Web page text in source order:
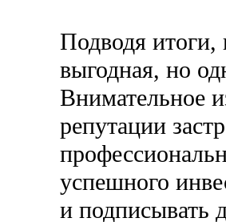
Подводя
выгодная, но
Внимательное
репутации
успешного
и подписывать